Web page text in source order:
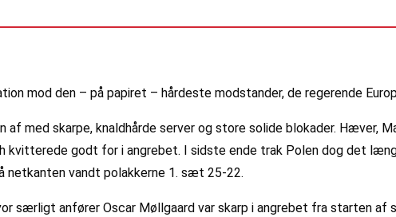
mod den – på papiret – hårdeste modstander, de regerende
med skarpe, knaldhårde server og store solide blokader. Hæver,
kvitterede godt for i angrebet. I sidste ende trak Polen dog det
netkanten vandt polakkerne 1. sæt 25-22.
særligt anfører Oscar Møllgaard var skarp i angrebet fra starten